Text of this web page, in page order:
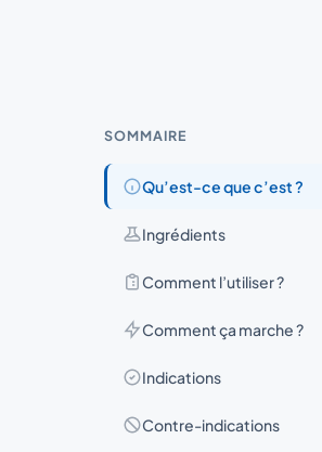
SOMMAIRE
Qu’est-ce que c’est ?
Ingrédients
Comment l’utiliser ?
Comment ça marche ?
Indications
Contre-indications